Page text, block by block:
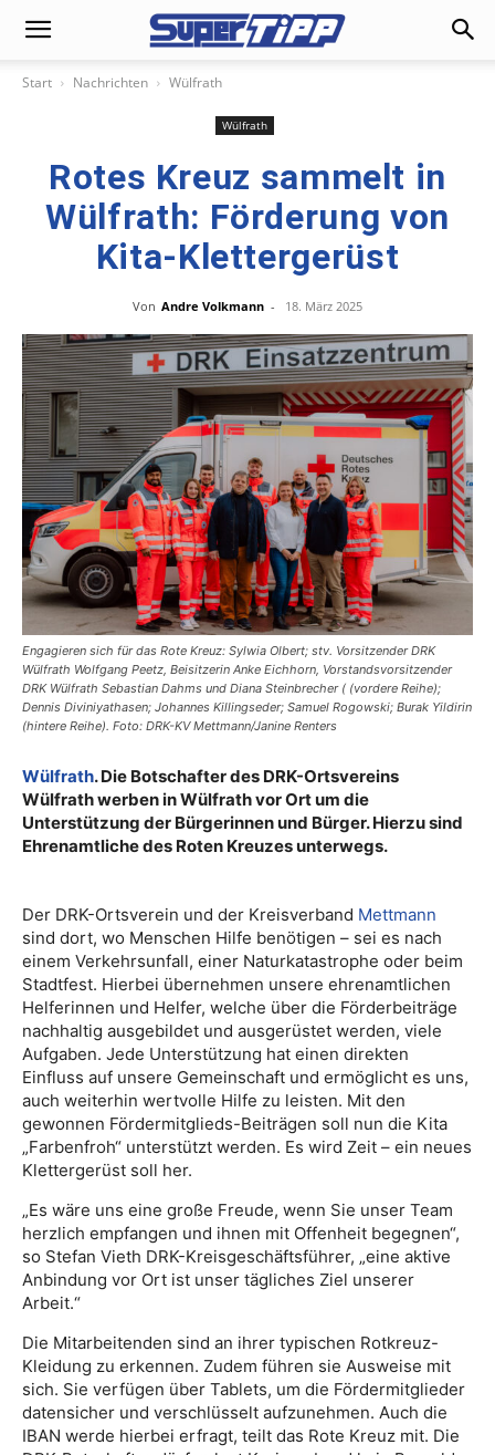
Start Nachrichten Wülfrath
Wülfrath
Rotes Kreuz sammelt in
Wülfrath: Förderung von
Kita-Klettergerüst
Von Andre Volkmann - 18. März 2025
Engagieren sich für das Rote Kreuz: Sylwia Olbert; stv. Vorsitzender DRK
Wülfrath Wolfgang Peetz, Beisitzerin Anke Eichhorn, Vorstandsvorsitzender
DRK Wülfrath Sebastian Dahms und Diana Steinbrecher ( (vordere Reihe);
Dennis Diviniyathasen; Johannes Killingseder; Samuel Rogowski; Burak Yildirin
(hintere Reihe). Foto: DRK-KV Mettmann/Janine Renters
Wülfrath. Die Botschafter des DRK-Ortsvereins
Wülfrath werben in Wülfrath vor Ort um die
Unterstützung der Bürgerinnen und Bürger. Hierzu sind
Ehrenamtliche des Roten Kreuzes unterwegs.
Der DRK-Ortsverein und der Kreisverband Mettmann
sind dort, wo Menschen Hilfe benötigen – sei es nach
einem Verkehrsunfall, einer Naturkatastrophe oder beim
Stadtfest. Hierbei übernehmen unsere ehrenamtlichen
Helferinnen und Helfer, welche über die Förderbeiträge
nachhaltig ausgebildet und ausgerüstet werden, viele
Aufgaben. Jede Unterstützung hat einen direkten
Einfluss auf unsere Gemeinschaft und ermöglicht es uns,
auch weiterhin wertvolle Hilfe zu leisten. Mit den
gewonnen Fördermitglieds-Beiträgen soll nun die Kita
„Farbenfroh“ unterstützt werden. Es wird Zeit – ein neues
Klettergerüst soll her.
„Es wäre uns eine große Freude, wenn Sie unser Team
herzlich empfangen und ihnen mit Offenheit begegnen“,
so Stefan Vieth DRK-Kreisgeschäftsführer, „eine aktive
Anbindung vor Ort ist unser tägliches Ziel unserer
Arbeit.“
Die Mitarbeitenden sind an ihrer typischen Rotkreuz-
Kleidung zu erkennen. Zudem führen sie Ausweise mit
sich. Sie verfügen über Tablets, um die Fördermitglieder
datensicher und verschlüsselt aufzunehmen. Auch die
IBAN werde hierbei erfragt, teilt das Rote Kreuz mit. Die